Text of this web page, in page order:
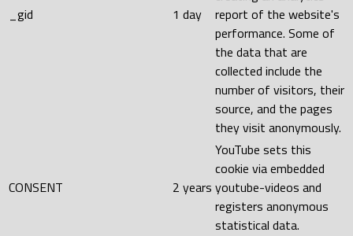
_gid 1 day
report of the website's
performance. Some of
the data that are
collected include the
number of visitors, their
source, and the pages
they visit anonymously.
CONSENT 2 years
YouTube sets this
cookie via embedded
youtube-videos and
registers anonymous
statistical data.